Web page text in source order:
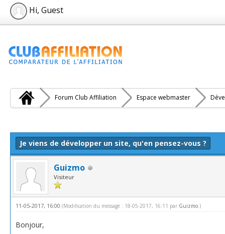
Hi, Guest
Forum Club Affiliation Espace webmaster
Je viens de développer un site, qu'en pensez-vous ?
Guizmo
Visiteur
11-05-2017, 16:00 (Modification du message : 18-05-2017, 16:11 par Guizmo.)
Bonjour,